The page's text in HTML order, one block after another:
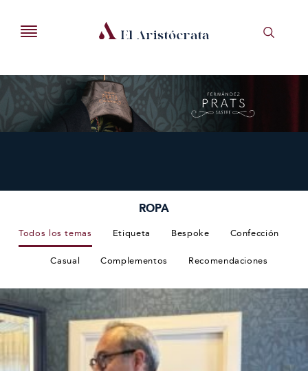
ROPA
Todos los temas Etiqueta Bespoke Confección
Casual Complementos Recomendaciones